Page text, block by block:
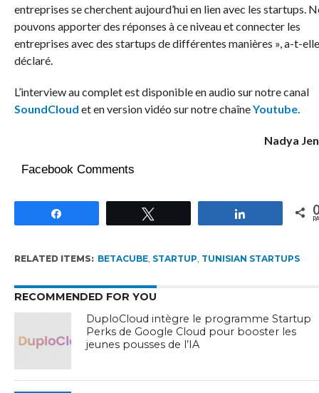
entreprises se cherchent aujourd’hui en lien avec les startups.
pouvons apporter des réponses à ce niveau et connecter les
entreprises avec des startups de différentes manières », a-t-elle
déclaré.
L’interview au complet est disponible en audio sur notre canal
SoundCloud et en version vidéo sur notre chaîneYoutube.
Nadya
Facebook Comments
0
RELATED ITEMS: BETACUBE, STARTUP, TUNISIAN STARTUPS
RECOMMENDED FOR YOU
DuploCloud intègre le programme Startup
Perks de Google Cloud pour booster les
jeunes pousses de l’IA